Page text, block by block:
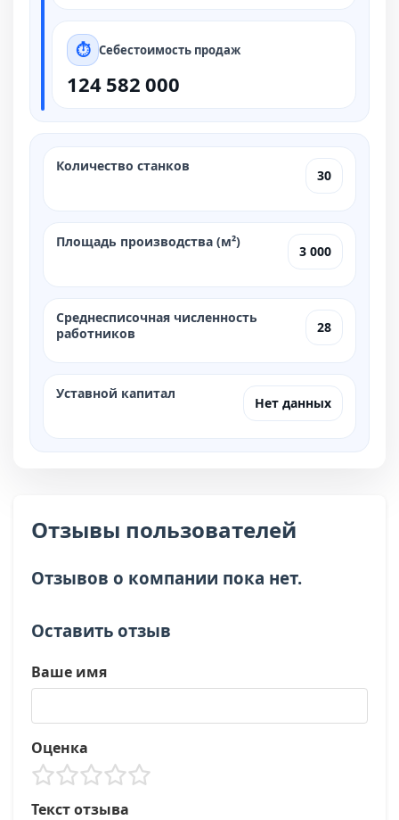
Себестоимость продаж
124 582 000
Количество станков
30
Площадь производства (м²)
3 000
Среднесписочная численность
работников
28
Уставной капитал
Нет данных
Отзывы пользователей
Отзывов о компании пока нет.
Оставить отзыв
Ваше имя
Оценка
Текст отзыва